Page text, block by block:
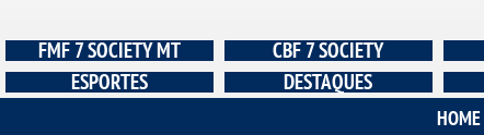
FMF 7 SOCIETY MT CBF 7 SOCIETY
ESPORTES
DESTAQUES
HOME